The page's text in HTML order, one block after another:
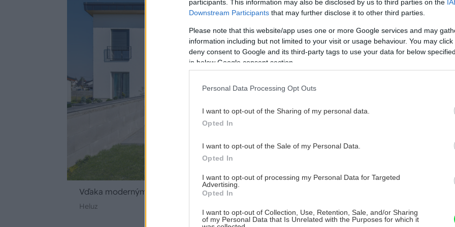
participants. This information may also be disclosed by us to third parties on the
Downstream Participants that may further disclose it to other third parties.
Please note that this website/app uses one or more Google services and may
information including but not limited to your visit or usage behaviour. You may
deny consent to Google and its third-party tags to use your data for below
in below Google consent section.
Personal Data Processing Opt Outs
I want to opt-out of the Sharing of my personal data.
Opted In
I want to opt-out of the Sale of my Personal Data.
Opted In
I want to opt-out of processing my Personal Data for Targeted
Advertising.
Opted In
I want to opt-out of Collection, Use, Retention, Sale, and/or Sharing
of my Personal Data that Is Unrelated with the Purposes for which it
Vďaka moderným tehlám HELUZ novostavby nepotrebujú dodatočné zateplenie.
Heluz